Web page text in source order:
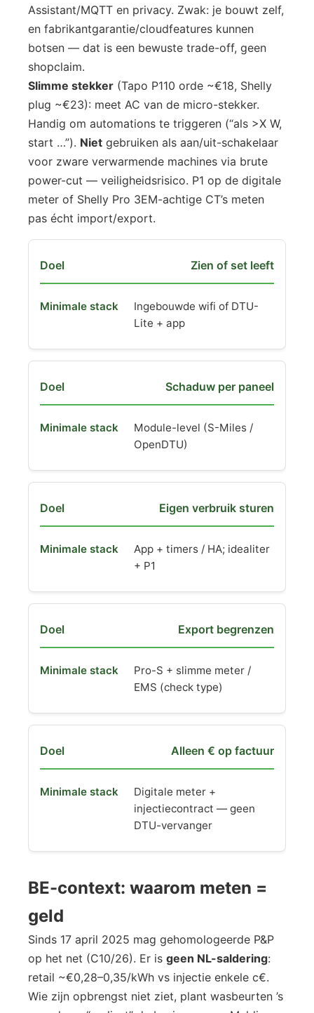
Assistant/MQTT en privacy. Zwak: je bouwt zelf,
en fabrikantgarantie/cloudfeatures kunnen
botsen — dat is een bewuste trade-off, geen
shopclaim.
Slimme stekker (Tapo P110 orde ~€18, Shelly
plug ~€23): meet AC van de micro-stekker.
Handig om automations te triggeren (“als >X W,
start …”). Niet gebruiken als aan/uit-schakelaar
voor zware verwarmende machines via brute
power-cut — veiligheidsrisico. P1 op de digitale
meter of Shelly Pro 3EM-achtige CT’s meten
pas écht import/export.
Zien of set leeft
Ingebouwde wifi of DTU-
Lite + app
Schaduw per paneel
Module-level (S-Miles /
OpenDTU)
Eigen verbruik sturen
App + timers / HA; idealiter
+ P1
Export begrenzen
Pro-S + slimme meter /
EMS (check type)
Alleen € op factuur
Digitale meter +
injectiecontract — geen
DTU-vervanger
BE-context: waarom meten =
geld
Sinds 17 april 2025 mag gehomologeerde P&P
op het net (C10/26). Er is geen NL-saldering:
retail ~€0,28–0,35/kWh vs injectie enkele c€.
Wie zijn opbrengst niet ziet, plant wasbeurten ’s